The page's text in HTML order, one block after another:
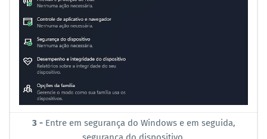
3 - Entre em segurança do Windows e em seguida,